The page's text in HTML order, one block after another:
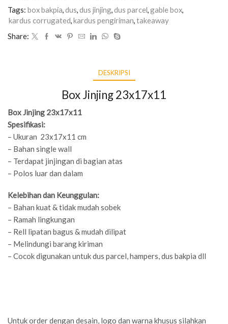
Tags: box bakpia,dus,dus jinjing,dus parcel,gable box,
kardus corrugated,kardus pengiriman,takeaway
Share:
DESKRIPSI
Box Jinjing 23x17x11
Box Jinjing 23x17x11
Spesifikasi:
– Ukuran 23x17x11 cm
– Bahan single wall
– Terdapat jinjingan di bagian atas
– Polos luar dan dalam
Kelebihan dan Keunggulan:
– Bahan kuat & tidak mudah sobek
– Ramah lingkungan
– Rell lipatan bagus & mudah dilipat
– Melindungi barang kiriman
– Cocok digunakan untuk dus parcel, hampers, dus bakpia dll
Untuk order dengan desain, logo dan warna khusus silahkan